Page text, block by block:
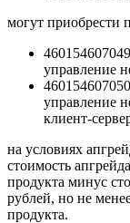
могут приобрести
управление
управление
клиент-
на условиях
стоимость
продукта минус
рублей, но не
продукта.